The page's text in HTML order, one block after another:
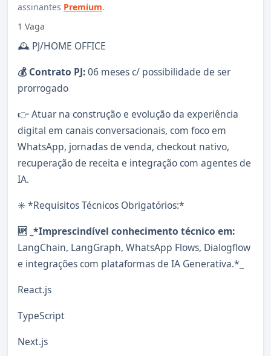
assinantes Premium.
1 Vaga
🕰️ PJ/HOME OFFICE
💰 Contrato PJ:06 meses c/ possibilidade de ser
prorrogado
👉 Atuar na construção e evolução da experiência
digital em canais conversacionais, com foco em
WhatsApp, jornadas de venda, checkout nativo,
recuperação de receita e integração com agentes de
IA.
✳️ *Requisitos Técnicos Obrigatórios:*
🆙 _*Imprescindível conhecimento técnico em:
LangChain, LangGraph, WhatsApp Flows, Dialogflow
e integrações com plataformas de IA Generativa.*_
React.js
TypeScript
Next.js